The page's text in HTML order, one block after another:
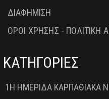
ΔΙΑΦΗΜΙΣΗ
ΟΡΟΙ ΧΡΗΣΗΣ - ΠΟΛΙΤΙΚΗ
ΚΑΤΗΓΟΡΙΕΣ
1Η ΗΜΕΡΊΔΑ ΚΑΡΠΑΘΙΑΚΆ